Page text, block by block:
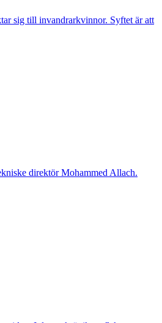
sig till invandrarkvinnor. Syftet är att
direktör Mohammed Allach.